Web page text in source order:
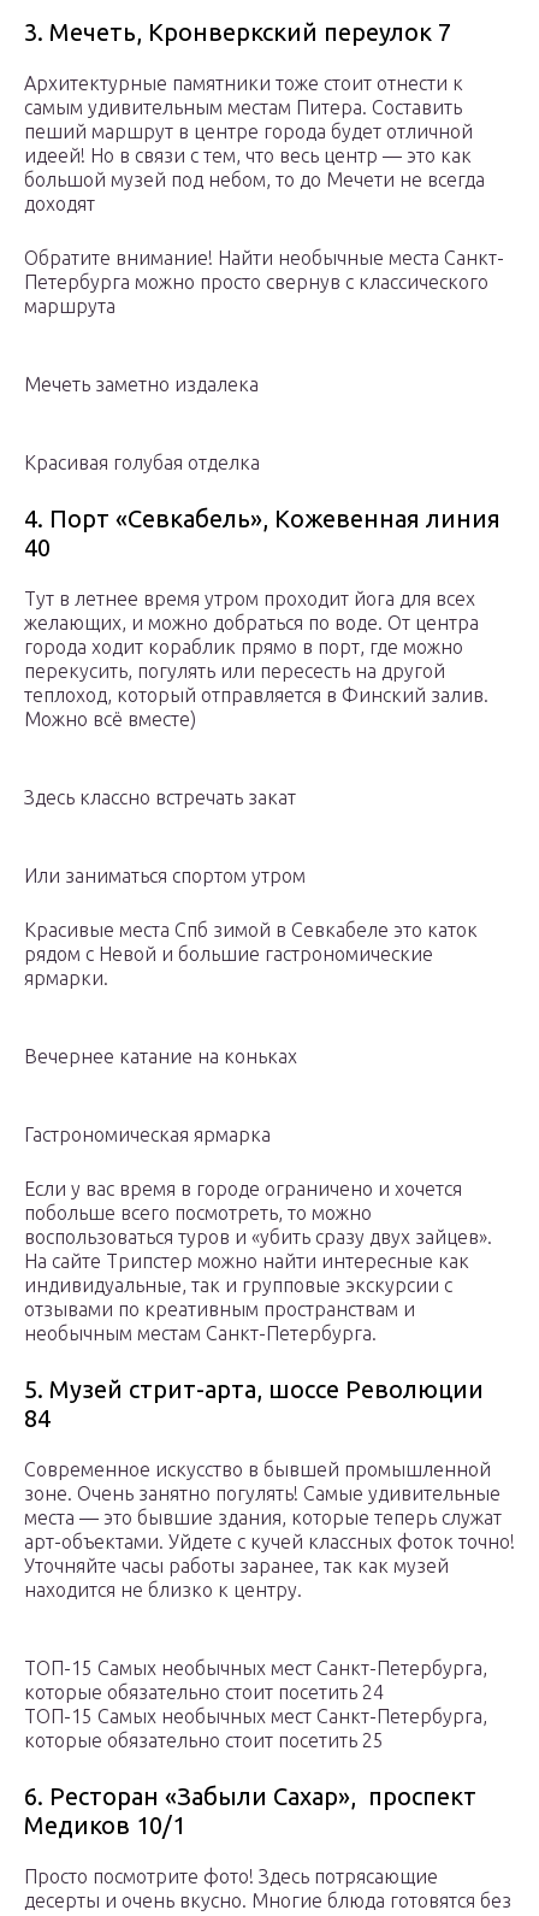
3. Мечеть, Кронверкский переулок 7
Архитектурные памятники тоже стоит отнести к
самым удивительным местам Питера. Составить
пеший маршрут в центре города будет отличной
идеей! Но в связи с тем, что весь центр — это как
большой музей под небом, то до Мечети не всегда
доходят
Обратите внимание! Найти необычные места Санкт-
Петербурга можно просто свернув с классического
маршрута
Мечеть заметно издалека
Красивая голубая отделка
4. Порт «Севкабель», Кожевенная линия
40
Тут в летнее время утром проходит йога для всех
желающих, и можно добраться по воде. От центра
города ходит кораблик прямо в порт, где можно
перекусить, погулять или пересесть на другой
теплоход, который отправляется в Финский залив.
Можно всё вместе)
Здесь классно встречать закат
Или заниматься спортом утром
Красивые места Спб зимой в Севкабеле это каток
рядом с Невой и большие гастрономические
ярмарки.
Вечернее катание на коньках
Гастрономическая ярмарка
Если у вас время в городе ограничено и хочется
побольше всего посмотреть, то можно
воспользоваться туров и «убить сразу двух зайцев».
На сайте Трипстер можно найти интересные как
индивидуальные, так и групповые экскурсии с
отзывами по креативным пространствам и
необычным местам Санкт-Петербурга.
5. Музей стрит-арта, шоссе Революции
84
Современное искусство в бывшей промышленной
зоне. Очень занятно погулять! Самые удивительные
места — это бывшие здания, которые теперь служат
арт-объектами. Уйдете с кучей классных фоток точно!
Уточняйте часы работы заранее, так как музей
находится не близко к центру.
ТОП-15 Самых необычных мест Санкт-Петербурга,
которые обязательно стоит посетить 24
ТОП-15 Самых необычных мест Санкт-Петербурга,
которые обязательно стоит посетить 25
6. Ресторан «Забыли Сахар», проспект
Медиков 10/1
Просто посмотрите фото! Здесь потрясающие
десерты и очень вкусно. Многие блюда готовятся без